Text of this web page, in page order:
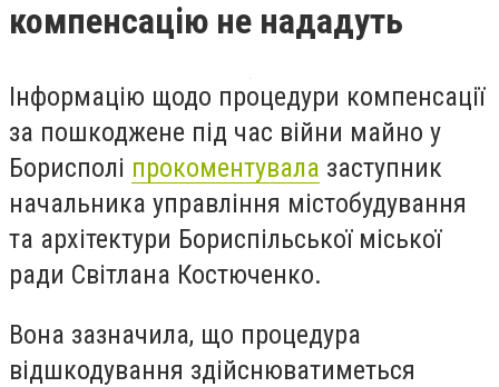
компенсацію не нададуть
Інформацію щодо процедури компенсації
за пошкоджене під час війни майно у
Борисполі прокоментувала заступник
начальника управління містобудування
та архітектури Бориспільської міської
ради Світлана Костюченко.
Вона зазначила, що процедура
відшкодування здійснюватиметься